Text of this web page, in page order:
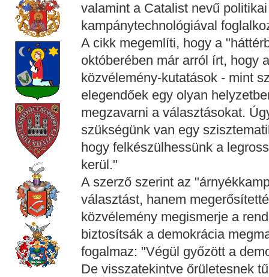
valamint a Catalist nevű
kampánytechnológiával
A cikk megemlíti, hogy a
októberében már arról írt, hogy
közvélemény-kutatások - mint
elegendőek egy olyan
megzavarni a választásokat.
szükségünk van egy
hogy felkészülhessünk a
kerül."
A szerző szerint az
választást, hanem
közvélemény megismerje a
biztosítsák a demokrácia
fogalmaz: "Végül győzött a
De visszatekintve őrületesnek